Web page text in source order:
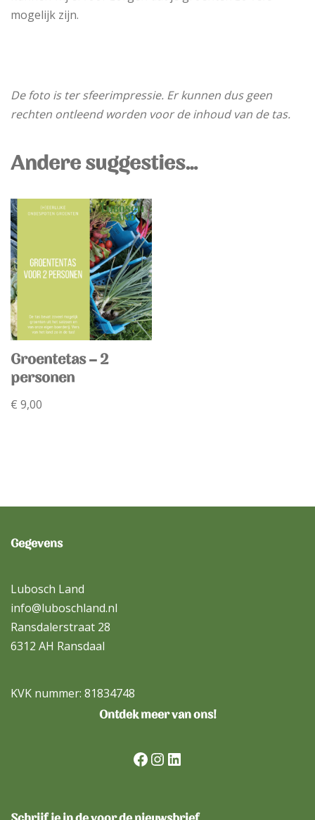
mogelijk zijn.
De foto is ter sfeerimpressie. Er kunnen dus geen
rechten ontleend worden voor de inhoud van de tas.
Andere suggesties…
Groentetas – 2
personen
€ 9,00
Gegevens
Lubosch Land
info@luboschland.nl
Ransdalerstraat 28
6312 AH Ransdaal
KVK nummer: 81834748
Ontdek meer van ons!